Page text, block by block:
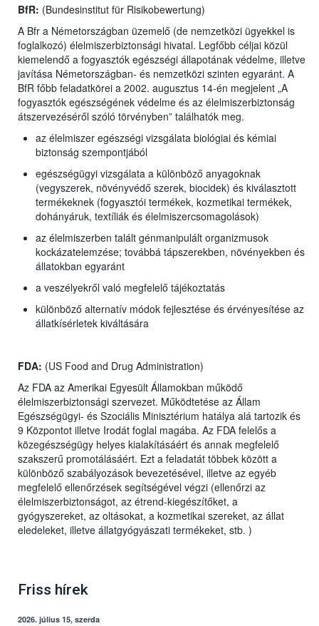
BfR: (Bundesinstitut für Risikobewertung)
A Bfr a Németországban üzemelő (de nemzetközi ügyekkel is
foglalkozó) élelmiszerbiztonsági hivatal. Legfőbb céljai közül
kiemelendő a fogyasztók egészségi állapotának védelme, illetve
javítása Németországban- és nemzetközi szinten egyaránt. A
BfR főbb feladatkörei a 2002. augusztus 14-én megjelent „A
fogyasztók egészségének védelme és az élelmiszerbiztonság
átszervezéséről szóló törvényben” találhatók meg.
az élelmiszer egészségi vizsgálata biológiai és kémiai
biztonság szempontjából
egészségügyi vizsgálata a különböző anyagoknak
(vegyszerek, növényvédő szerek, biocidek) és kiválasztott
termékeknek (fogyasztói termékek, kozmetikai termékek,
dohányáruk, textíliák és élelmiszercsomagolások)
az élelmiszerben talált génmanipulált organizmusok
kockázatelemzése; továbbá tápszerekben, növényekben és
állatokban egyaránt
a veszélyekről való megfelelő tájékoztatás
különböző alternatív módok fejlesztése és érvényesítése az
állatkísérletek kiváltására
FDA: (US Food and Drug Administration)
Az FDA az Amerikai Egyesült Államokban működő
élelmiszerbiztonsági szervezet. Működtetése az Állam
Egészségügyi- és Szociális Minisztérium hatálya alá tartozik és
9 Központot illetve Irodát foglal magába. Az FDA felelős a
közegészségügy helyes kialakításáért és annak megfelelő
szakszerű promotálásáért. Ezt a feladatát többek között a
különböző szabályozások bevezetésével, illetve az egyéb
megfelelő ellenőrzések segítségével végzi (ellenőrzi az
élelmiszerbiztonságot, az étrend-kiegészítőket, a
gyógyszereket, az oltásokat, a kozmetikai szereket, az állat
eledeleket, illetve állatgyógyászati termékeket, stb. )
Friss hírek
2026. július 15, szerda